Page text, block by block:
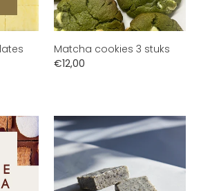
Matcha cookies 3 stuks
Normale
€12,00
Divine
Maia
Chocolates
Sesame